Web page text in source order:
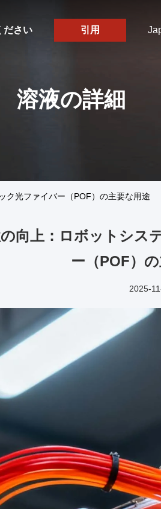
ださい 引用
溶液の詳細
ク光ファイバー（POF）の主要な用途
向上：ロボットシス
ー（POF）
2025-